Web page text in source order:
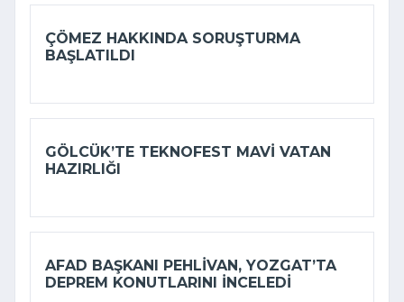
ÇÖMEZ HAKKINDA SORUŞTURMA
BAŞLATILDI
GÖLCÜK’TE TEKNOFEST MAVI VATAN
HAZIRLIĞI
AFAD BAŞKANI PEHLIVAN, YOZGAT’TA
DEPREM KONUTLARINI INCELEDI